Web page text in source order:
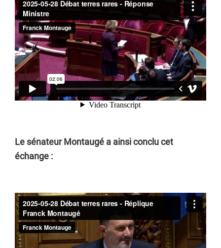
Le sénateur Montaugé a ainsi conclu cet
échange :